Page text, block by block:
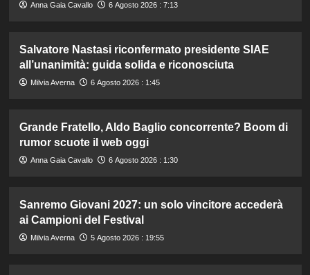
Anna Gaia Cavallo 6 Agosto 2026 : 7:13
Salvatore Nastasi riconfermato presidente SIAE
all’unanimità: guida solida e riconosciuta
Milvia Averna 6 Agosto 2026 : 1:45
Grande Fratello, Aldo Baglio concorrente? Boom di
rumor scuote il web oggi
Anna Gaia Cavallo 6 Agosto 2026 : 1:30
Sanremo Giovani 2027: un solo vincitore accederà
ai Campioni del Festival
Milvia Averna 5 Agosto 2026 : 19:55